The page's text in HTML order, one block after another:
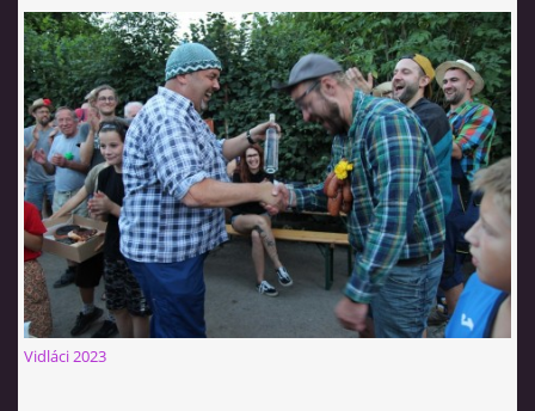
CESTA KOLEM SVĚTA 2014 - VIDEO
VIDLÁCKÝ VÍCEBOJ 2023
CENÍK
Vidláci 2023